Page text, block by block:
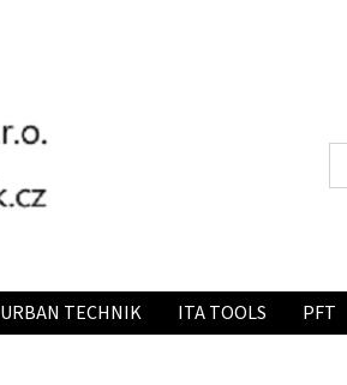
URBAN TECHNIK ITA TOOLS PFT